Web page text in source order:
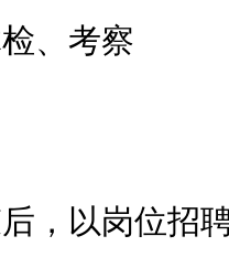
、考察
以岗位招聘